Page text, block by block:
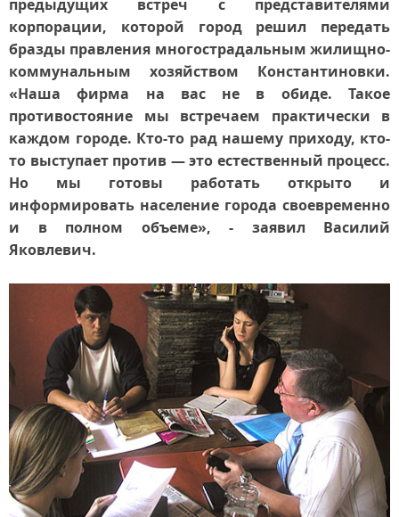
предыдущих встреч с представителями
корпорации, которой город решил передать
бразды правления многострадальным жилищно-
коммунальным хозяйством Константиновки.
«Наша фирма на вас не в обиде. Такое
противостояние мы встречаем практически в
каждом городе. Кто-то рад нашему приходу, кто-
то выступает против — это естественный процесс.
Но мы готовы работать открыто и
информировать население города своевременно
и в полном объеме», - заявил Василий
Яковлевич.